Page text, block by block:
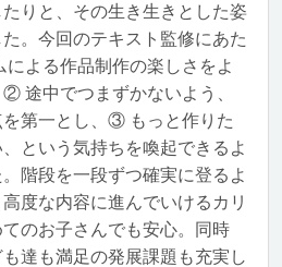
りと、その生き生きとした姿
。今回のテキスト監修にあた
よる作品制作の楽しさをよ
途中でつまずかないよう、
第一とし、③ もっと作りた
という気持ちを喚起できるよ
階段を一段ずつ確実に登るよ
度な内容に進んでいけるカリ
のお子さんでも安心。同時
達も満足の発展課題も充実し